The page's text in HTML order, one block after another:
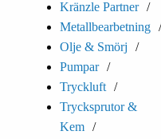
Kränzle Partner
Metallbearbetning
Olje & Smörj
Pumpar
Tryckluft
Trycksprutor &
Kem